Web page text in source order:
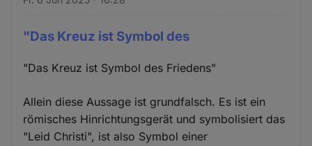
"Das Kreuz ist Symbol des
"Das Kreuz ist Symbol des Friedens"
Allein diese Aussage ist grundfalsch. Es ist ein
römisches Hinrichtungsgerät und symbolisiert das
"Leid Christi", ist also Symbol einer